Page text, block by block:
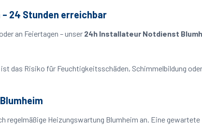
24 Stunden erreichbar
an Feiertagen – unser 24h Installateur Notdienst
das Risiko für Feuchtigkeitsschäden, Schimmelbildung
regelmäßige Heizungswartung Blumheim an. Eine